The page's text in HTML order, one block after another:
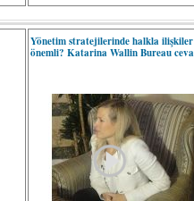
Yönetim stratejilerinde halkla ilişkiler
önemli? Katarina Wallin Bureau